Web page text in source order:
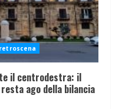
il centrodestra: il
ago della bilancia